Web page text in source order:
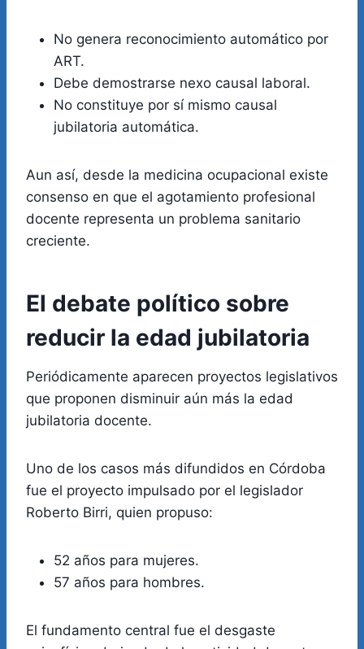
No genera reconocimiento automático por
ART.
Debe demostrarse nexo causal laboral.
No constituye por sí mismo causal
jubilatoria automática.
Aun así, desde la medicina ocupacional existe
consenso en que el agotamiento profesional
docente representa un problema sanitario
creciente.
El debate político sobre
reducir la edad jubilatoria
Periódicamente aparecen proyectos legislativos
que proponen disminuir aún más la edad
jubilatoria docente.
Uno de los casos más difundidos en Córdoba
fue el proyecto impulsado por el legislador
Roberto Birri, quien propuso:
52 años para mujeres.
57 años para hombres.
El fundamento central fue el desgaste